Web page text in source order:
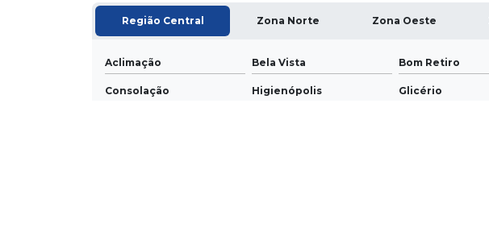
Região Central Zona Norte Zona Oeste
Aclimação Bela Vista Bom Retiro
Consolação Higienópolis Glicério